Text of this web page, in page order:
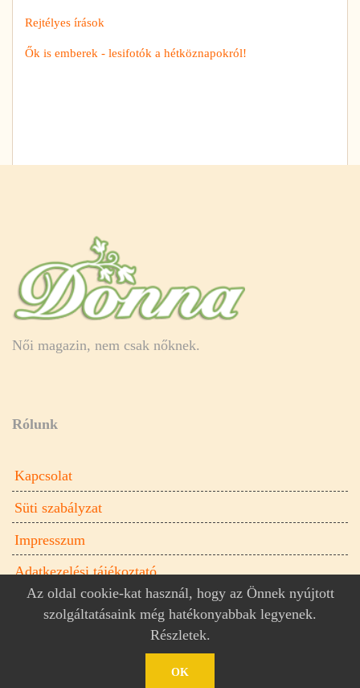
Rejtélyes írások
Ők is emberek - lesifotók a hétköznapokról!
Női magazin, nem csak nőknek.
Rólunk
Kapcsolat
Süti szabályzat
Impresszum
Adatkezelési tájékoztató
Donna.hu női magazin © 2026
Az oldal cookie-kat használ, hogy az Önnek nyújtott
szolgáltatásaink még hatékonyabbak legyenek.
Részletek.
OK